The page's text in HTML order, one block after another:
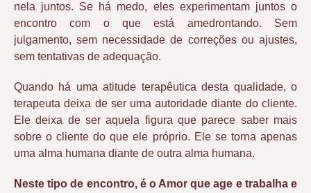
nela juntos. Se há medo, eles experimentam juntos o
encontro com o que está amedrontando. Sem
julgamento, sem necessidade de correções ou ajustes,
sem tentativas de adequação.
Quando há uma atitude terapêutica desta qualidade, o
terapeuta deixa de ser uma autoridade diante do cliente.
Ele deixa de ser aquela figura que parece saber mais
sobre o cliente do que ele próprio. Ele se torna apenas
uma alma humana diante de outra alma humana.
Neste tipo de encontro, é o Amor que age e trabalha e